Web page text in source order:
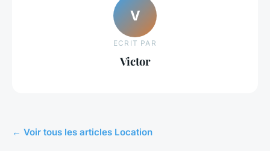
V
ECRIT PAR
Victor
← Voir tous les articles Location